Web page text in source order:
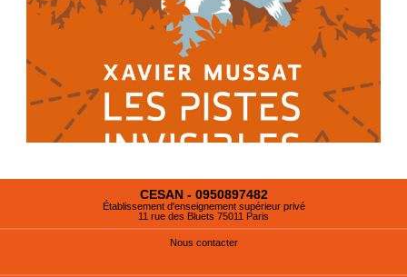
CESAN - 0950897482
Établissement d'enseignement supérieur privé
11 rue des Bluets 75011 Paris
Nous contacter